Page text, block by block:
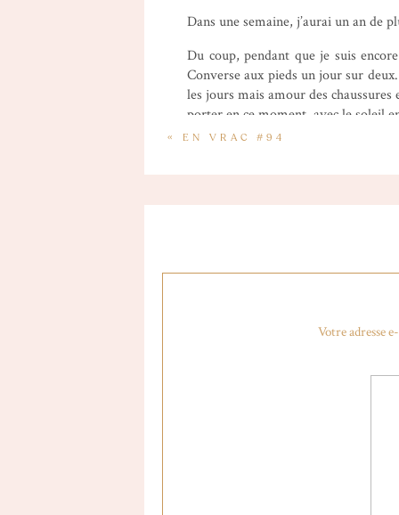
Dans une semaine, j’aurai un an de
Du coup, pendant que je suis
Converse aux pieds un jour sur
les jours mais amour des
porter en ce moment, avec le soleil
« EN VRAC #94
Votre adresse